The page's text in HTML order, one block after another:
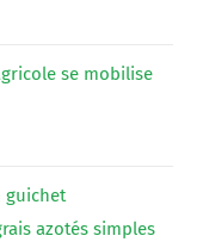
se mobilise
guichet
azotés simples